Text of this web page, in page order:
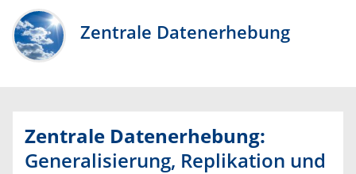
Zentrale Datenerhebung
Zentrale Datenerhebung:
Generalisierung, Replikation und